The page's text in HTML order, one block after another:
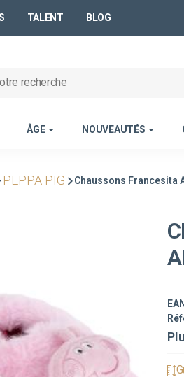
TALENT BLOG
ÂGE NOUVEAUTÉS
PEPPA PIG Chaussons Francesita